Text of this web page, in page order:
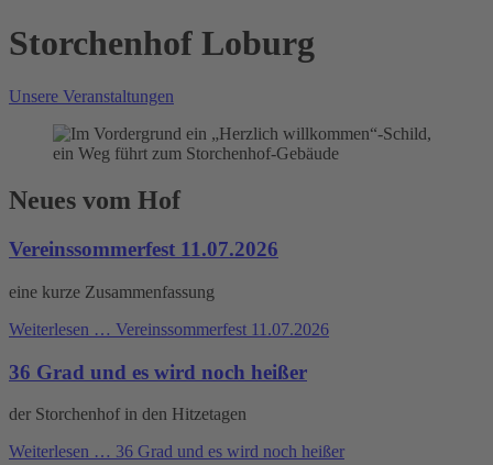
Storchenhof Loburg
Unsere Veranstaltungen
Neues vom Hof
Vereinssommerfest 11.07.2026
eine kurze Zusammenfassung
Weiterlesen … Vereinssommerfest 11.07.2026
36 Grad und es wird noch heißer
der Storchenhof in den Hitzetagen
Weiterlesen … 36 Grad und es wird noch heißer